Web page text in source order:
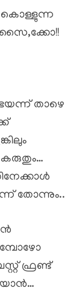
കൊള്ളുന്ന
സൈ,ക്കോ!!
താഴെ
കരുതും…
തോന്നും..
ഫ്രണ്ട്